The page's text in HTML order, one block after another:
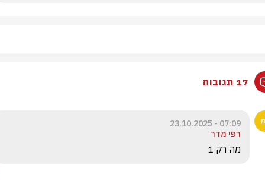
17 תגובות
07:09 - 23.10.2025
רפי מדר
מה רק 1